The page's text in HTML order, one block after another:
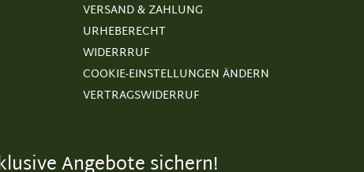
VERSAND & ZAHLUNG
URHEBERECHT
WIDERRRUF
COOKIE-EINSTELLUNGEN ÄNDERN
VERTRAGSWIDERRUF